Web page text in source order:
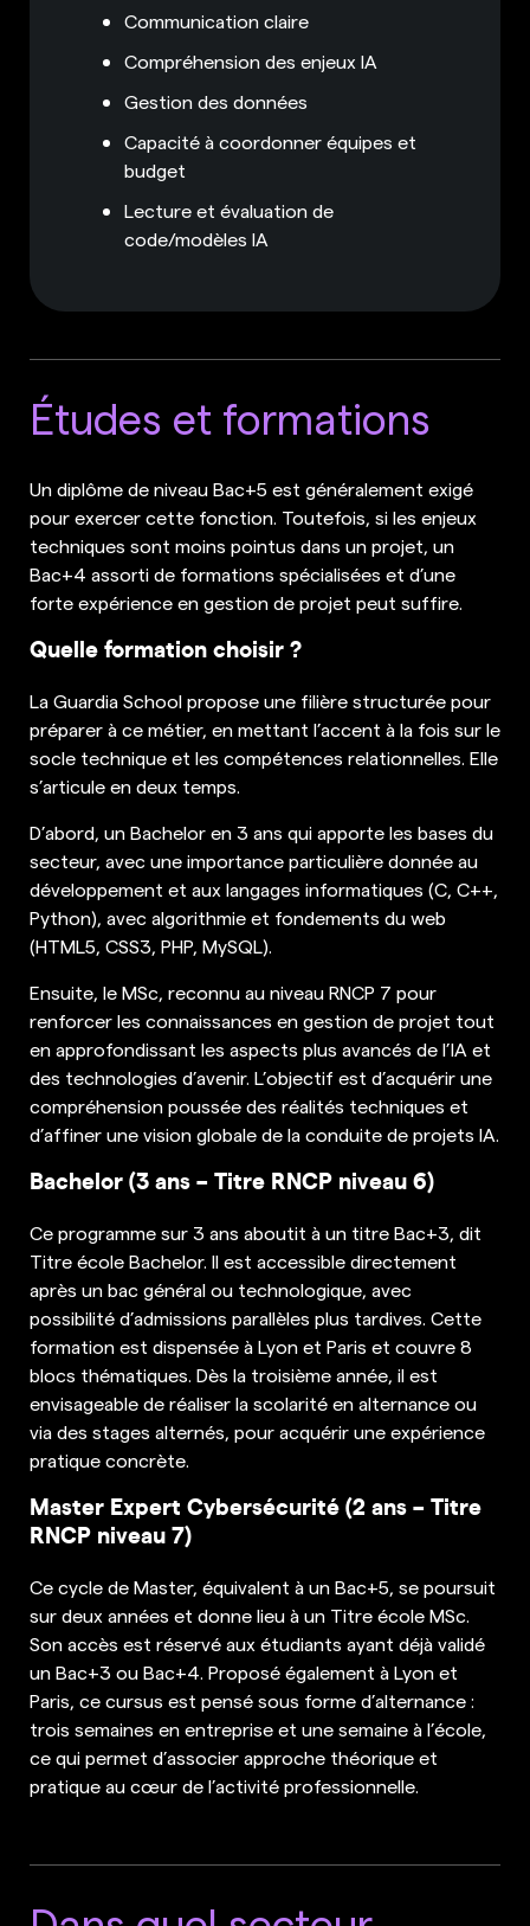
Communication claire
Compréhension des enjeux IA
Gestion des données
Capacité à coordonner équipes et
budget
Lecture et évaluation de
code/modèles IA
Études et formations
Un diplôme de niveau Bac+5 est généralement exigé
pour exercer cette fonction. Toutefois, si les enjeux
techniques sont moins pointus dans un projet, un
Bac+4 assorti de formations spécialisées et d’une
forte expérience en gestion de projet peut suffire.
Quelle formation choisir ?
La Guardia School propose une filière structurée pour
préparer à ce métier, en mettant l’accent à la fois sur le
socle technique et les compétences relationnelles. Elle
s’articule en deux temps.
D’abord, un Bachelor en 3 ans qui apporte les bases du
secteur, avec une importance particulière donnée au
développement et aux langages informatiques (C, C++,
Python), avec algorithmie et fondements du web
(HTML5, CSS3, PHP, MySQL).
Ensuite, le MSc, reconnu au niveau RNCP 7 pour
renforcer les connaissances en gestion de projet tout
en approfondissant les aspects plus avancés de l’IA et
des technologies d’avenir. L’objectif est d’acquérir une
compréhension poussée des réalités techniques et
d’affiner une vision globale de la conduite de projets IA.
Bachelor (3 ans – Titre RNCP niveau 6)
Ce programme sur 3 ans aboutit à un titre Bac+3, dit
Titre école Bachelor. Il est accessible directement
après un bac général ou technologique, avec
possibilité d’admissions parallèles plus tardives. Cette
formation est dispensée à Lyon et Paris et couvre 8
blocs thématiques. Dès la troisième année, il est
envisageable de réaliser la scolarité en alternance ou
via des stages alternés, pour acquérir une expérience
pratique concrète.
Master Expert Cybersécurité (2 ans – Titre
RNCP niveau 7)
Ce cycle de Master, équivalent à un Bac+5, se poursuit
sur deux années et donne lieu à un Titre école MSc.
Son accès est réservé aux étudiants ayant déjà validé
un Bac+3 ou Bac+4. Proposé également à Lyon et
Paris, ce cursus est pensé sous forme d’alternance :
trois semaines en entreprise et une semaine à l’école,
ce qui permet d’associer approche théorique et
pratique au cœur de l’activité professionnelle.